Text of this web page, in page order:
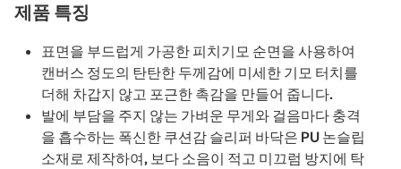
제품 특징
표면을 부드럽게 가공한 피치기모 순면을 사용하여
캔버스 정도의 탄탄한 두께감에 미세한 기모 터치를
더해 차갑지 않고 포근한 촉감을 만들어 줍니다.
발에 부담을 주지 않는 가벼운 무게와 걸음마다 충격
을 흡수하는 폭신한 쿠션감 슬리퍼 바닥은 PU 논슬립
소재로 제작하여, 보다 소음이 적고 미끄럼 방지에 탁